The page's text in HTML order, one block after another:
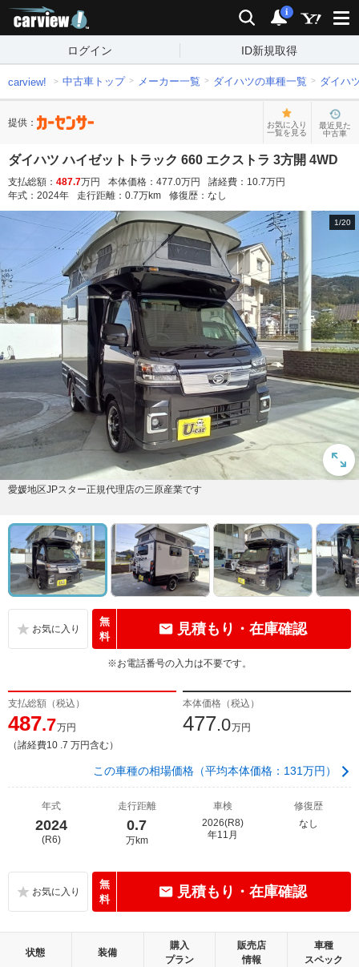
検索 通知
i
ログイン ID新規取得
carview! 中古車トップ メーカー一覧 ダイハツの車種一覧 ダイハ
提供：
お気に入り
一覧を見る
最近見た
中古車
ダイハツ ハイゼットトラック 660 エクストラ 3方開 4WD
支払総額： 487.7万円 本体価格： 477.0万円 諸経費： 10.7万円
年式： 2024年 走行距離： 0.7万km 修復歴： なし
1/20
愛媛地区JPスター正規代理店の三原産業です
無
料
見積もり・在庫確認
※お電話番号の入力は不要です。
支払総額（税込）
487.7万円
（諸経費10 .7 万円含む）
本体価格（税込）
477.0万円
この車種の相場価格（平均本体価格：131万円）
年式
2024
(R6)
走行距離
0.7
万km
車検
2026(R8)
年11月
修復歴
なし
無
料
見積もり・在庫確認
状態 装備
購入
プラン
販売店
情報
車種
スペック